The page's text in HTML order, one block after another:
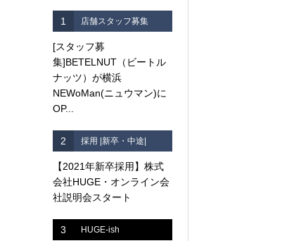
1 店舗スタッフ募集
[スタッフ募
集]BETELNUT（ビートル
ナッツ）が横浜
NEWoMan(ニュウマン)に
OP...
2 採用 |新卒・中途|
【2021年新卒採用】株式
会社HUGE・オンライン会
社説明会スタート
3 HUGE-ish